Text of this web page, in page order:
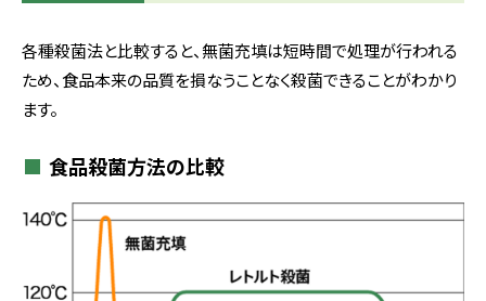
各種殺菌法と比較すると、無菌充填は短時間で処理が行われる
ため、食品本来の品質を損なうことなく殺菌できることがわかり
ます。
食品殺菌方法の比較